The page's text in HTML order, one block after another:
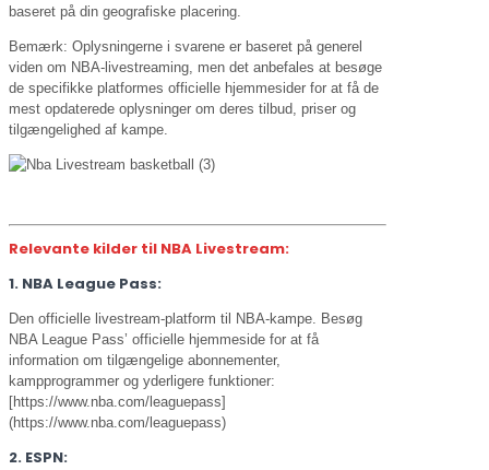
baseret på din geografiske placering.
Bemærk: Oplysningerne i svarene er baseret på generel
viden om NBA-livestreaming, men det anbefales at besøge
de specifikke platformes officielle hjemmesider for at få de
mest opdaterede oplysninger om deres tilbud, priser og
tilgængelighed af kampe.
Relevante kilder til NBA Livestream:
1. NBA League Pass:
Den officielle livestream-platform til NBA-kampe. Besøg
NBA League Pass’ officielle hjemmeside for at få
information om tilgængelige abonnementer,
kampprogrammer og yderligere funktioner:
[https://www.nba.com/leaguepass]
(https://www.nba.com/leaguepass)
2. ESPN: